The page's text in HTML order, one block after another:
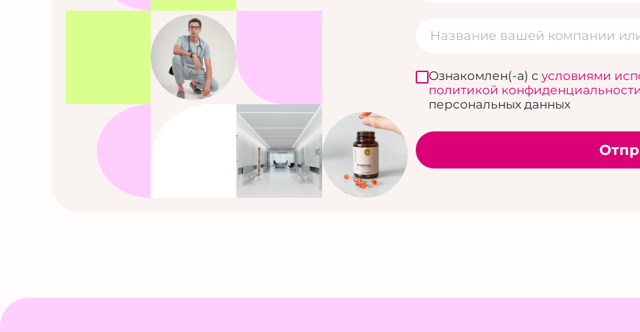
Ознакомлен(-а) с условиями
политикой
персональных данных